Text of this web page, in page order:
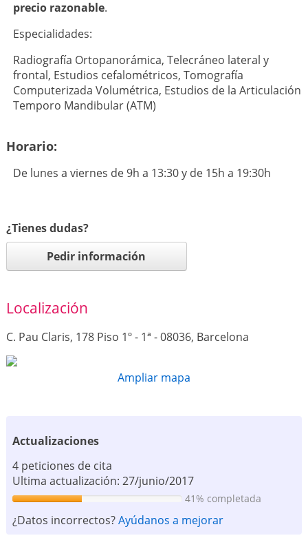
precio razonable.
Especialidades:
Radiografía Ortopanorámica, Telecráneo lateral y
frontal, Estudios cefalométricos, Tomografía
Computerizada Volumétrica, Estudios de la Articulación
Temporo Mandibular (ATM)
Horario:
De lunes a viernes de 9h a 13:30 y de 15h a 19:30h
¿Tienes dudas?
Pedir información
Localización
C. Pau Claris, 178 Piso 1º - 1ª - 08036, Barcelona
Ampliar mapa
Actualizaciones
4 peticiones de cita
Ultima actualización: 27/junio/2017
41% completada
¿Datos incorrectos?Ayúdanos a mejorar